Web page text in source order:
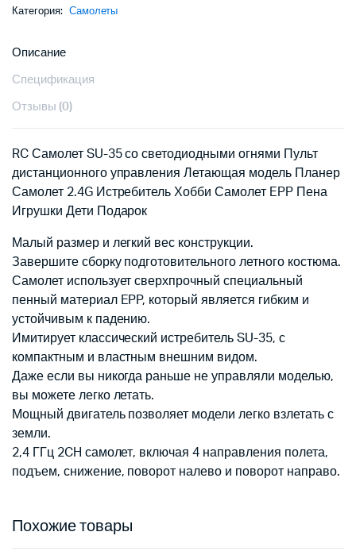
Категория: Самолеты
Описание
Спецификация
Отзывы (0)
RC Самолет SU-35 со светодиодными огнями Пульт
дистанционного управления Летающая модель Планер
Самолет 2.4G Истребитель Хобби Самолет EPP Пена
Игрушки Дети Подарок
Малый размер и легкий вес конструкции.
Завершите сборку подготовительного летного костюма.
Самолет использует сверхпрочный специальный
пенный материал EPP, который является гибким и
устойчивым к падению.
Имитирует классический истребитель SU-35, с
компактным и властным внешним видом.
Даже если вы никогда раньше не управляли моделью,
вы можете легко летать.
Мощный двигатель позволяет модели легко взлетать с
земли.
2,4 ГГц 2CH самолет, включая 4 направления полета,
подъем, снижение, поворот налево и поворот направо.
Похожие товары